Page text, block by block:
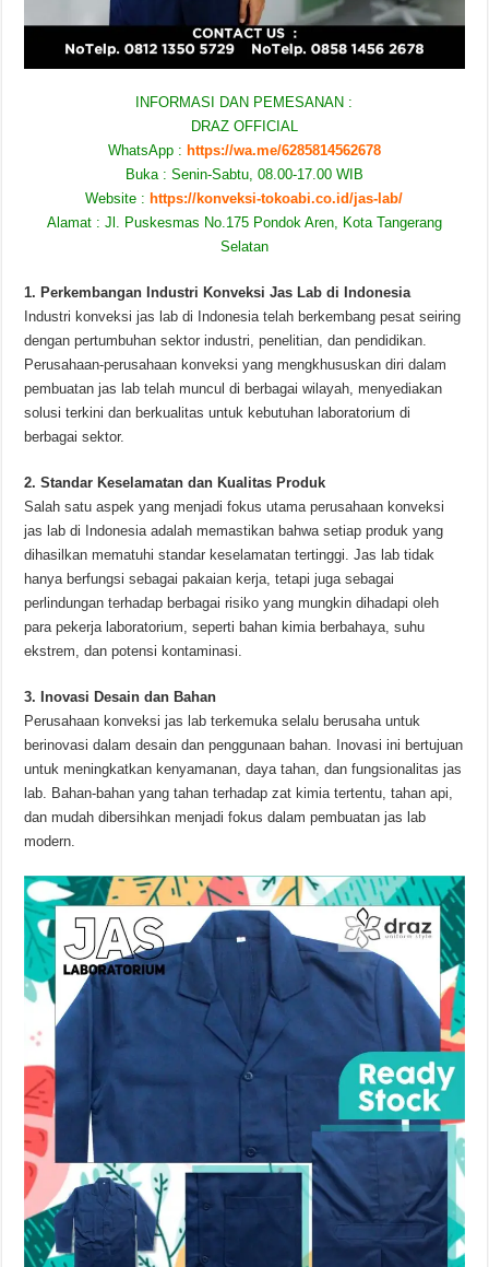
INFORMASI DAN PEMESANAN :
DRAZ OFFICIAL
WhatsApp : https://wa.me/6285814562678
Buka : Senin-Sabtu, 08.00-17.00 WIB
Website :https://konveksi-tokoabi.co.id/jas-lab/
Alamat : Jl. Puskesmas No.175 Pondok Aren, Kota Tangerang
Selatan
1. Perkembangan Industri Konveksi Jas Lab di Indonesia
Industri konveksi jas lab di Indonesia telah berkembang pesat seiring
dengan pertumbuhan sektor industri, penelitian, dan pendidikan.
Perusahaan-perusahaan konveksi yang mengkhususkan diri dalam
pembuatan jas lab telah muncul di berbagai wilayah, menyediakan
solusi terkini dan berkualitas untuk kebutuhan laboratorium di
berbagai sektor.
2. Standar Keselamatan dan Kualitas Produk
Salah satu aspek yang menjadi fokus utama perusahaan konveksi
jas lab di Indonesia adalah memastikan bahwa setiap produk yang
dihasilkan mematuhi standar keselamatan tertinggi. Jas lab tidak
hanya berfungsi sebagai pakaian kerja, tetapi juga sebagai
perlindungan terhadap berbagai risiko yang mungkin dihadapi oleh
para pekerja laboratorium, seperti bahan kimia berbahaya, suhu
ekstrem, dan potensi kontaminasi.
3. Inovasi Desain dan Bahan
Perusahaan konveksi jas lab terkemuka selalu berusaha untuk
berinovasi dalam desain dan penggunaan bahan. Inovasi ini bertujuan
untuk meningkatkan kenyamanan, daya tahan, dan fungsionalitas jas
lab. Bahan-bahan yang tahan terhadap zat kimia tertentu, tahan api,
dan mudah dibersihkan menjadi fokus dalam pembuatan jas lab
modern.